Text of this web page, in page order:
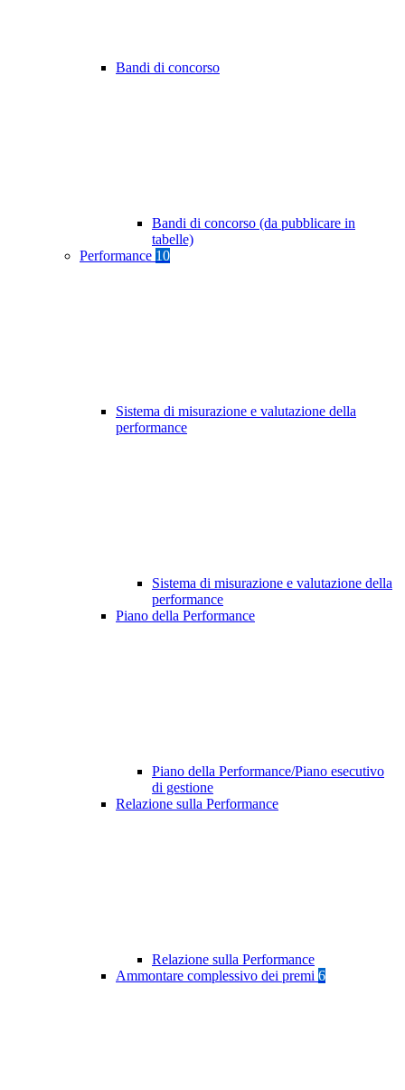
Bandi di concorso
Bandi di concorso (da pubblicare in
tabelle)
Performance 10
Sistema di misurazione e valutazione della
performance
Sistema di misurazione e valutazione della
performance
Piano della Performance
Piano della Performance/Piano esecutivo
di gestione
Relazione sulla Performance
Relazione sulla Performance
Ammontare complessivo dei premi 6